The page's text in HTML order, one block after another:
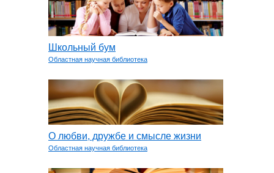
Школьный бум
Областная научная библиотека
О любви, дружбе и смысле жизни
Областная научная библиотека